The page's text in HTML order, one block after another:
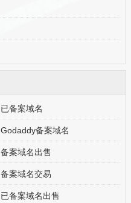
已备案域名
Godaddy备案域名
备案域名出售
备案域名交易
已备案域名出售